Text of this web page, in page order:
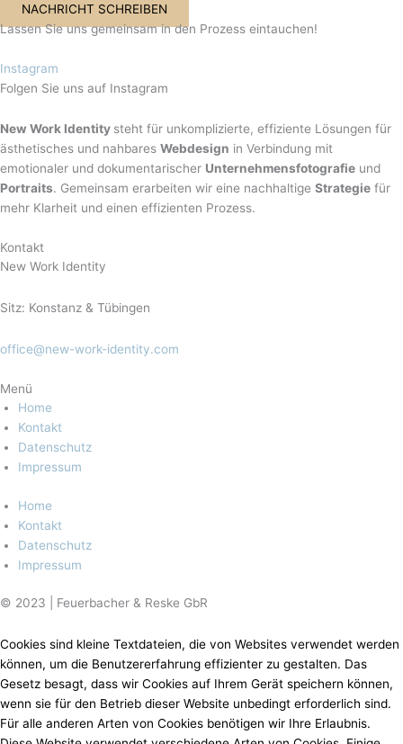
NACHRICHT SCHREIBEN
Lassen Sie uns gemeinsam in den Prozess eintauchen!
Instagram
Folgen Sie uns auf Instagram
New Work Identity steht für unkomplizierte, effiziente Lösungen für
ästhetisches und nahbares Webdesign in Verbindung mit
emotionaler und dokumentarischer Unternehmensfotografie und
Portraits. Gemeinsam erarbeiten wir eine nachhaltige Strategie für
mehr Klarheit und einen effizienten Prozess.
Kontakt
New Work Identity
Sitz: Konstanz & Tübingen
office@new-work-identity.com
Menü
Home
Kontakt
Datenschutz
Impressum
Home
Kontakt
Datenschutz
Impressum
© 2023 | Feuerbacher & Reske GbR
Cookies sind kleine Textdateien, die von Websites verwendet werden
können, um die Benutzererfahrung effizienter zu gestalten. Das
Gesetz besagt, dass wir Cookies auf Ihrem Gerät speichern können,
wenn sie für den Betrieb dieser Website unbedingt erforderlich sind.
Für alle anderen Arten von Cookies benötigen wir Ihre Erlaubnis.